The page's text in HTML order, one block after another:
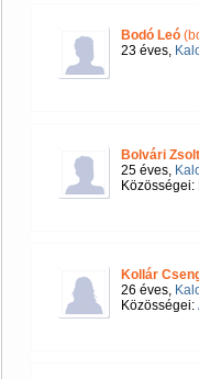
Bodó Leó
23 éves,
Bolvári Zsolt
25 éves,
Közösségei:
Kollár
26 éves,
Közösségei: